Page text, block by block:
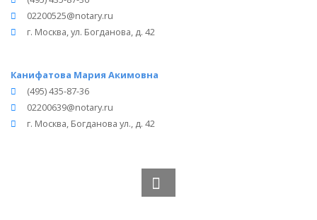
02200525@notary.ru
г. Москва, ул. Богданова, д. 42
Канифатова Мария Акимовна
(495) 435-87-36
02200639@notary.ru
г. Москва, Богданова ул., д. 42